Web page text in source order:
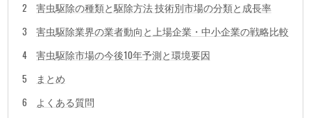
害虫駆除の種類と駆除方法 技術別市場の分類と成長率
害虫駆除業界の業者動向と上場企業・中小企業の戦略比較
害虫駆除市場の今後10年予測と環境要因
まとめ
よくある質問